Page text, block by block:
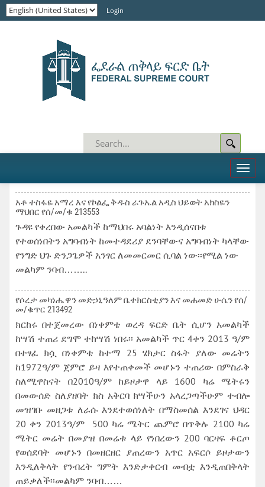
Login
Toggle
አቶ ተስፋዬ አማረ እና የኮልፌ ቅዱስ ራጉኤል አዲስ ህይወት አክስዬን
ማህበር የሰ/መ/ቁ 213553
ጉዳዩ የቀረበው አመልካች ከማህበሩ አባልነት እንዲሰናበቱ
የተወሰነበትን አግባብነት ከመተዳደሪያ ደንባቸውና አግባብነት ካላቸው
የንግድ ህጉ ድንጋጌዎች አንፃር ለመመርመር ሲባል ነው፡፡የሚል ነው
መልካም ንባብ……..
የሶረታ መካነሔዋን መድኃኒዓለም ቤተክርስቲያን እና መሐመድ ሁሴን የሰ/
መ/ቁጥር 213492
ክርከሩ በተጀመረው በነቀምቴ ወረዳ ፍርድ ቤት ሲሆን አመልካች
ከሣሽ ተጠሪ ደግሞ ተከሣሽ ነበሩ፡፡ አመልካች ጥር 4ቀን 2013 ዓ/ም
በተፃፈ ክሷ በነቀምቴ ከተማ 25 ሄክታር ስፋት ያለው መሬትን
ከ1972ዓ/ም ጀምሮ ይዛ እየተጠቀመች መሆኑን ተጠሪው በምስራቅ
ስለሚዋስናት በ2010ዓ/ም ከይዞታዋ ላይ 1600 ካሬ ሜትሩን
በመውሰድ ስለያዘባት ክስ አቅርባ ክሣችሁን አላረጋጣችሁም ተብሎ
መዝገቡ መዘጋቱ ለራሱ እንደተወሰነለት በማስመሰል እንደገና ህዳር
20 ቀን 2013ዓ/ም 500 ካሬ ሜትር ጨምሮ በጥቅሉ 2100 ካሬ
ሜትር መሬት በመያዝ በመሬቱ ላይ የነበረውን 200 ባርዛፍ ቆርጦ
የወሰደባት መሆኑን በመዘርዘር ያጠረውን አጥር አፍርሶ ይዞታውን
እንዲለቅላት የንብረት ግምት እንድታቀርብ መብቷ እንዲጠበቅላት
ጠይቃለች፡፡መልካም ንባብ……